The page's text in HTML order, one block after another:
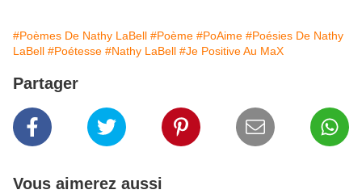
#Poèmes De Nathy LaBell #Poème #PoAime #Poésies De Nathy
LaBell #Poétesse #Nathy LaBell #Je Positive Au MaX
Partager
Vous aimerez aussi